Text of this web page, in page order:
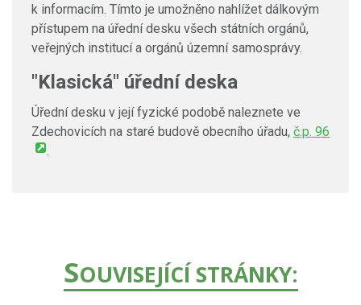
k informacím. Tímto je umožněno nahlížet dálkovým
přístupem na úřední desku všech státních orgánů,
veřejných institucí a orgánů územní samosprávy.
"Klasická" úřední deska
Úřední desku v její fyzické podobě naleznete ve
Zdechovicích na staré budově obecního úřadu, č.p. 96
.
SOUVISEJÍCÍ STRÁNKY: